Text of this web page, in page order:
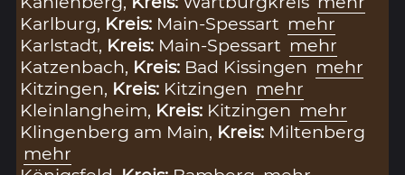
Karlburg, Kreis: Main-Spessart mehr
Karlstadt, Kreis: Main-Spessart mehr
Katzenbach, Kreis: Bad Kissingen mehr
Kitzingen, Kreis: Kitzingen mehr
Kleinlangheim, Kreis: Kitzingen mehr
Klingenberg am Main, Kreis: Miltenberg
mehr